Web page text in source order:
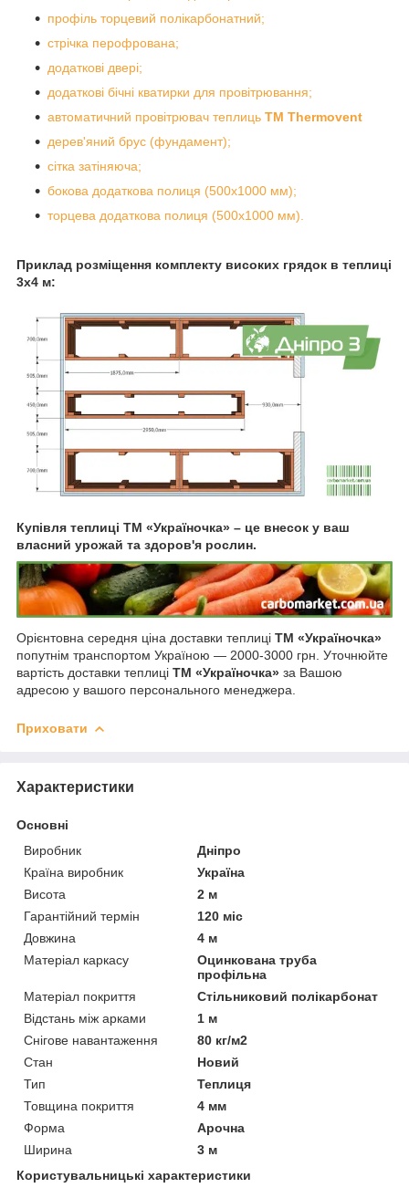
профіль торцевий полікарбонатний;
стрічка перофрована;
додаткові двері;
додаткові бічні кватирки для провітрювання;
автоматичний провітрювач теплиць ТМ Thermovent
дерев'яний брус (фундамент);
сітка затіняюча;
бокова додаткова полиця (500х1000 мм);
торцева додаткова полиця (500х1000 мм).
Приклад розміщення комплекту високих грядок в теплиці
3х4 м:
Купівля теплиці ТМ «Україночка» – це внесок у ваш
власний урожай та здоров'я рослин.
Орієнтовна середня ціна доставки теплиці ТМ «Україночка»
попутнім транспортом Україною — 2000-3000 грн. Уточнюйте
вартість доставки теплиці ТМ «Україночка» за Вашою
адресою у вашого персонального менеджера.
Приховати
Характеристики
Основні
Виробник
Дніпро
Країна виробник
Україна
Висота
2 м
Гарантійний термін
120 міс
Довжина
4 м
Матеріал каркасу
Оцинкована труба
профільна
Матеріал покриття
Стільниковий полікарбонат
Відстань між арками
1 м
Снігове навантаження
80 кг/м2
Стан
Новий
Тип
Теплиця
Товщина покриття
4 мм
Форма
Арочна
Ширина
3 м
Користувальницькі характеристики